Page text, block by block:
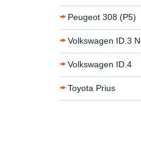
Peugeot 308 (P5)
Volkswagen ID.3
Volkswagen ID.4
Toyota Prius